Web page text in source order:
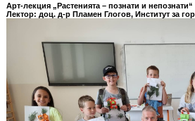
Арт-лекция „Растенията – познати и непознати“
Лектор: доц. д-р Пламен Глогов, Институт за